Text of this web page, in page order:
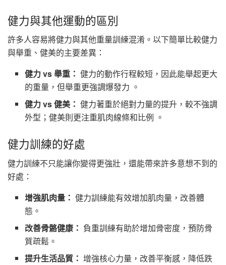
健力與其他運動的區別
許多人容易將健力與其他重量訓練混淆。以下簡單比較健力
與舉重、健美的主要差異：
健力 vs 舉重： 健力的動作行程較短，因此能舉起更大
的重量，但舉重更強調爆發力 。
健力 vs 健美： 健力著重於絕對力量的提升，較不強調
外型；健美則更注重肌肉線條和比例 。
健力訓練的好處
健力訓練不只能讓你變得更強壯，還能帶來許多意想不到的
好處：
增強肌肉量： 健力訓練能有效增加肌肉量，改善體
態。
改善骨骼健康： 負重訓練有助於增加骨密度，預防骨
質疏鬆。
提升生活品質： 增強核心力量，改善平衡感，降低跌